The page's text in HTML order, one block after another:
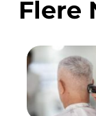
Flere